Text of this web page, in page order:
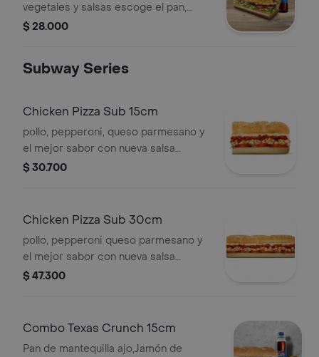
vegetales y salsas escoge el pan,
queso, vegetales y salsas que
$ 28.000
Subway Series
Chicken Pizza Sub 15cm
pollo, pepperoni, queso parmesano y
el mejor sabor con nueva salsa
marinara y vegetales.
$ 30.700
Chicken Pizza Sub 30cm
pollo, pepperoni queso parmesano y
el mejor sabor con nueva salsa
marinara y vegetales.
$ 47.300
Combo Texas Crunch 15cm
Pan de mantequilla ajo,Jamón de